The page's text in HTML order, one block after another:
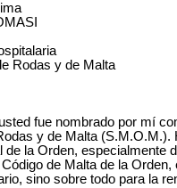
Rodas y de Malta
fue nombrado por mí
y de Malta
de la Orden,
de Malta de la
sino sobre todo para la